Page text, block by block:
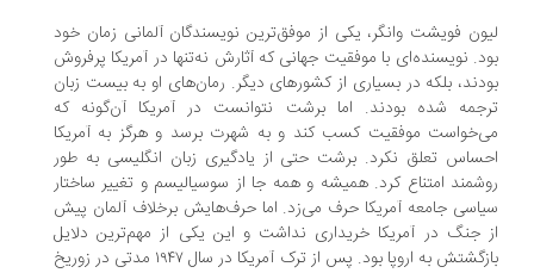
فویشت وانگر، یکی از موفق‌ترین نویسندگان آلمانی زمان خود
نویسنده‌ای با موفقیت جهانی که آثارش نه‌تنها در آمریكا پرفروش
بلکه در بسیاری از کشورهای دیگر. رمان‌های او به بیست زبان
‌شده بودند. اما برشت نتوانست در آمریكا آن‌گونه که
موفقیت کسب کند و به شهرت برسد و هرگز به آمریكا
تعلق نکرد. برشت حتی از یادگیری زبان انگلیسی به طور
امتناع کرد. همیشه و همه جا از سوسیالیسم و تغییر ساختار
جامعه آمریكا حرف می‌زد. اما حرف‌هایش برخلاف آلمان پیش
جنگ در آمریكا خریداری نداشت و این یکی از مهم‌ترین دلایل
بازگشتش به اروپا بود. پس از ترک آمریكا در سال ۱۹۴۷ مدتی در زوریخ